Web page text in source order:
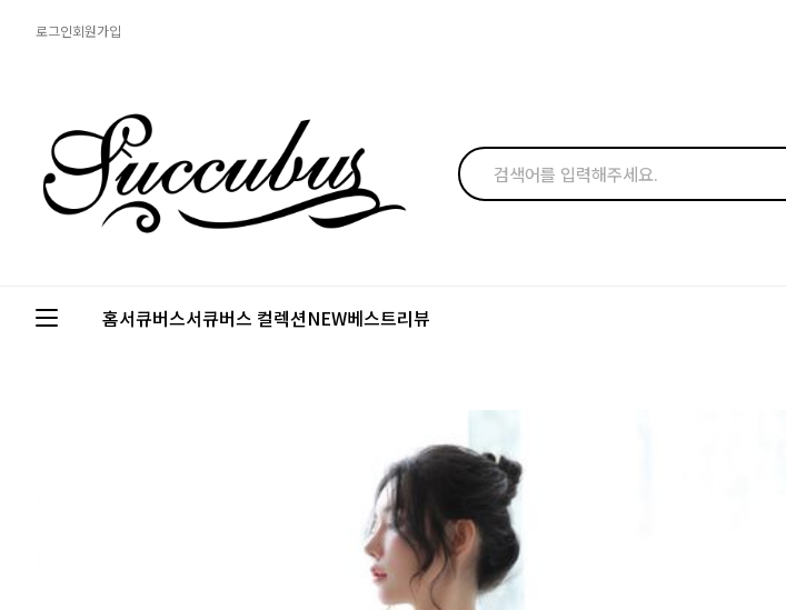
로그인회원가입
홈서큐버스서큐버스 컬렉션NEW베스트리뷰